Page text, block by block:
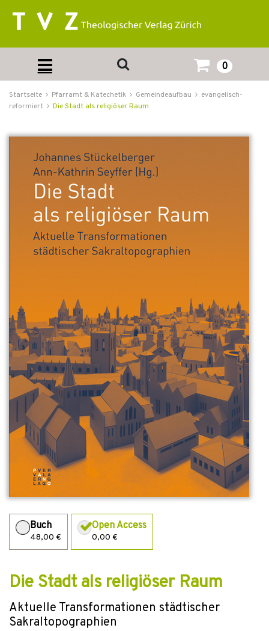
0
Startseite Pfarramt & Katechetik Gemeindeaufbau
evangelisch-
reformiert
Die Stadt als religiöser Raum
Buch
48,00 €
Open Access
0,00 €
Die Stadt als religiöser Raum
Aktuelle Transformationen städtischer
Sakraltopographien